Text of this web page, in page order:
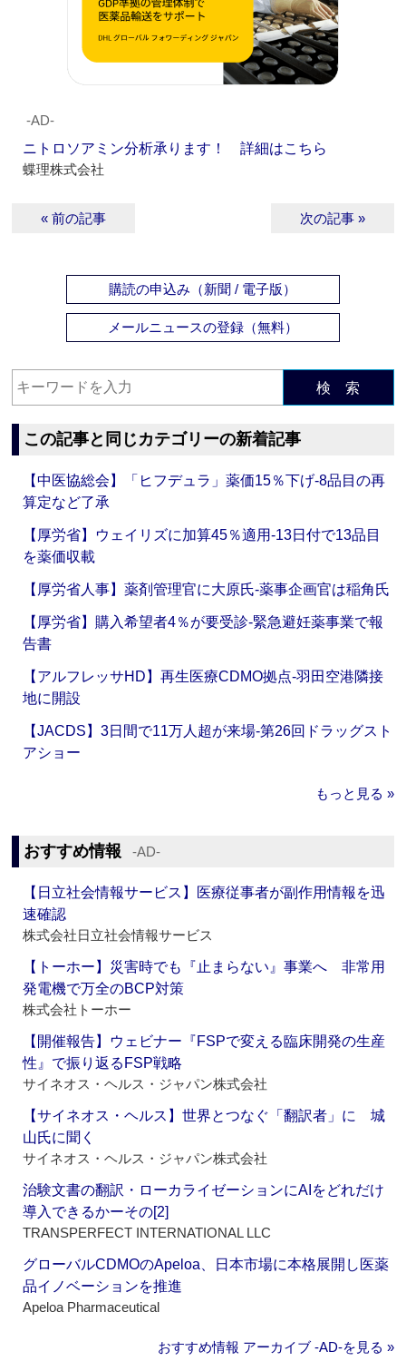
‐AD‐
ニトロソアミン分析承ります！ 詳細はこちら
蝶理株式会社
« 前の記事 次の記事 »
購読の申込み（新聞 / 電子版）
メールニュースの登録（無料）
検 索
この記事と同じカテゴリーの新着記事
【中医協総会】「ヒフデュラ」薬価15％下げ‐8品目の再
算定など了承
【厚労省】ウェイリズに加算45％適用‐13日付で13品目
を薬価収載
【厚労省人事】薬剤管理官に大原氏‐薬事企画官は稲角氏
【厚労省】購入希望者4％が要受診‐緊急避妊薬事業で報
告書
【アルフレッサHD】再生医療CDMO拠点‐羽田空港隣接
地に開設
【JACDS】3日間で11万人超が来場‐第26回ドラッグスト
アショー
もっと見る »
おすすめ情報 ‐AD‐
【日立社会情報サービス】医療従事者が副作用情報を迅
速確認
株式会社日立社会情報サービス
【トーホー】災害時でも『止まらない』事業へ 非常用
発電機で万全のBCP対策
株式会社トーホー
【開催報告】ウェビナー『FSPで変える臨床開発の生産
性』で振り返るFSP戦略
サイネオス・ヘルス・ジャパン株式会社
【サイネオス・ヘルス】世界とつなぐ「翻訳者」に 城
山氏に聞く
サイネオス・ヘルス・ジャパン株式会社
治験文書の翻訳・ローカライゼーションにAIをどれだけ
導入できるかーその[2]
TRANSPERFECT INTERNATIONAL LLC
グローバルCDMOのApeloa、日本市場に本格展開し医薬
品イノベーションを推進
Apeloa Pharmaceutical
おすすめ情報 アーカイブ ‐AD‐を見る »